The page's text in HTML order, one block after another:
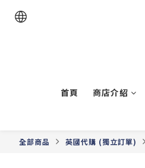
首頁 商店介紹
全部商品 英國代購 (獨立訂單)